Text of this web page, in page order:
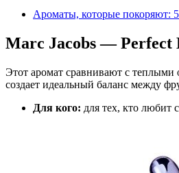
Ароматы, которые покоряют:
Marc Jacobs —
Этот аромат сравнивают с теплыми
создает идеальный баланс между
Для кого: для тех, кто любит